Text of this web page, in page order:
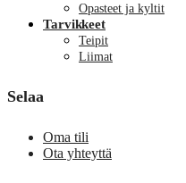
Opasteet ja kyltit
Tarvikkeet
Teipit
Liimat
Selaa
Oma tili
Ota yhteyttä